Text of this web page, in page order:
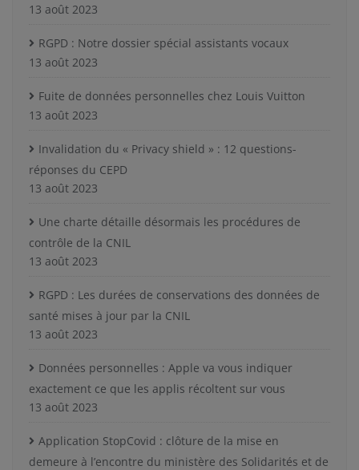
13 août 2023
RGPD : Notre dossier spécial assistants vocaux
13 août 2023
Fuite de données personnelles chez Louis Vuitton
13 août 2023
Invalidation du « Privacy shield » : 12 questions-
réponses du CEPD
13 août 2023
Une charte détaille désormais les procédures de
contrôle de la CNIL
13 août 2023
RGPD : Les durées de conservations des données de
santé mises à jour par la CNIL
13 août 2023
Données personnelles : Apple va vous indiquer
exactement ce que les applis récoltent sur vous
13 août 2023
Application StopCovid : clôture de la mise en
demeure à l’encontre du ministère des Solidarités et de